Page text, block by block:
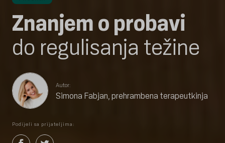
Znanjem o probavi
do regulisanja težine
Autor:
Simona Fabjan, prehrambena terapeutkinja
Podijeli sa prijateljima: